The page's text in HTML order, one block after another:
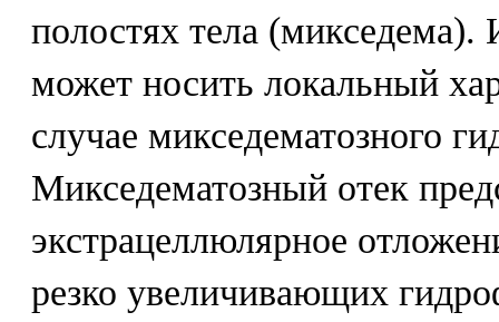
полостях тела (микседема).
может носить локальный
случае микседематозного
Микседематозный отек
экстрацеллюлярное
резко увеличивающих